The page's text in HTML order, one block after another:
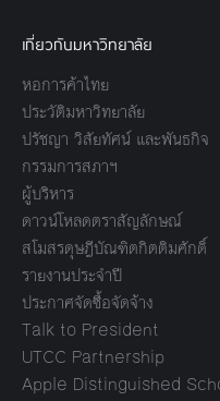
เกี่ยวกับมหาวิทยาลัย
หอการค้าไทย
ประวัติมหาวิทยาลัย
ปรัชญา วิสัยทัศน์ และพันธกิจ
กรรมการสภาฯ
ผู้บริหาร
ดาวน์โหลดตราสัญลักษณ์
สโมสรดุษฎีบัณฑิตกิตติมศักดิ์
รายงานประจำปี
ประกาศจัดซื้อจัดจ้าง
Talk to President
UTCC Partnership
Apple Distinguished